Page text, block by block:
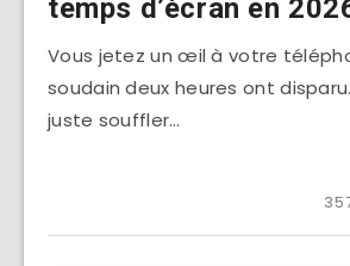
temps d’écran en
Vous jetez un œil à votre
soudain deux heures ont
juste souffler…